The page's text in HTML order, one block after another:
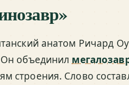
анатом Ричард
Он объединил
строения. Слово